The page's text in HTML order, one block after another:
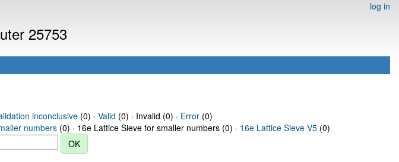
log in
25753
inconclusive(0) · Valid (0) · Invalid (0) · Error(0)
numbers (0) · 16e Lattice Sieve for smaller numbers (0) · 16e Lattice Sieve V5 (0)